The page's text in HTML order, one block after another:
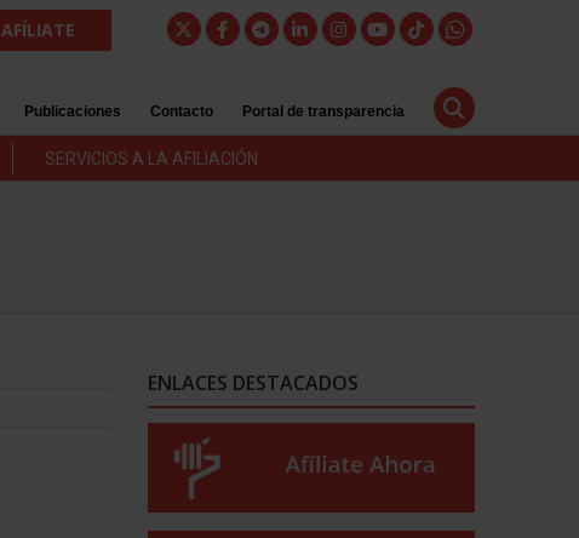
AFÍLIATE
Publicaciones Contacto Portal de transparencia
SERVICIOS A LA AFILIACIÓN
ENLACES DESTACADOS